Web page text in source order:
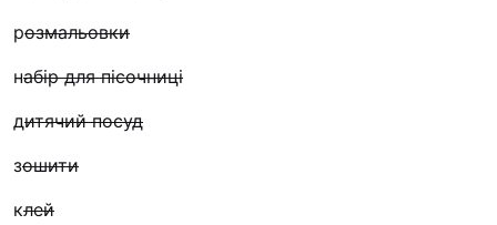
розмальовки
набір для пісочниці
дитячий посуд
зошити
клей